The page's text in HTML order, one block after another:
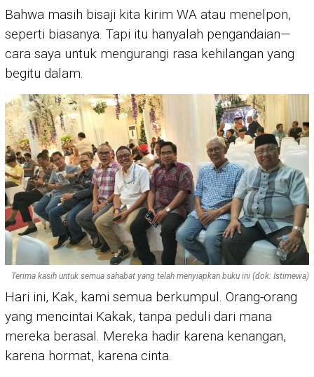
Bahwa masih bisaji kita kirim WA atau menelpon,
seperti biasanya. Tapi itu hanyalah pengandaian—
cara saya untuk mengurangi rasa kehilangan yang
begitu dalam.
Terima kasih untuk semua sahabat yang telah menyiapkan buku ini (dok: Istimewa)
Hari ini, Kak, kami semua berkumpul. Orang-orang
yang mencintai Kakak, tanpa peduli dari mana
mereka berasal. Mereka hadir karena kenangan,
karena hormat, karena cinta.